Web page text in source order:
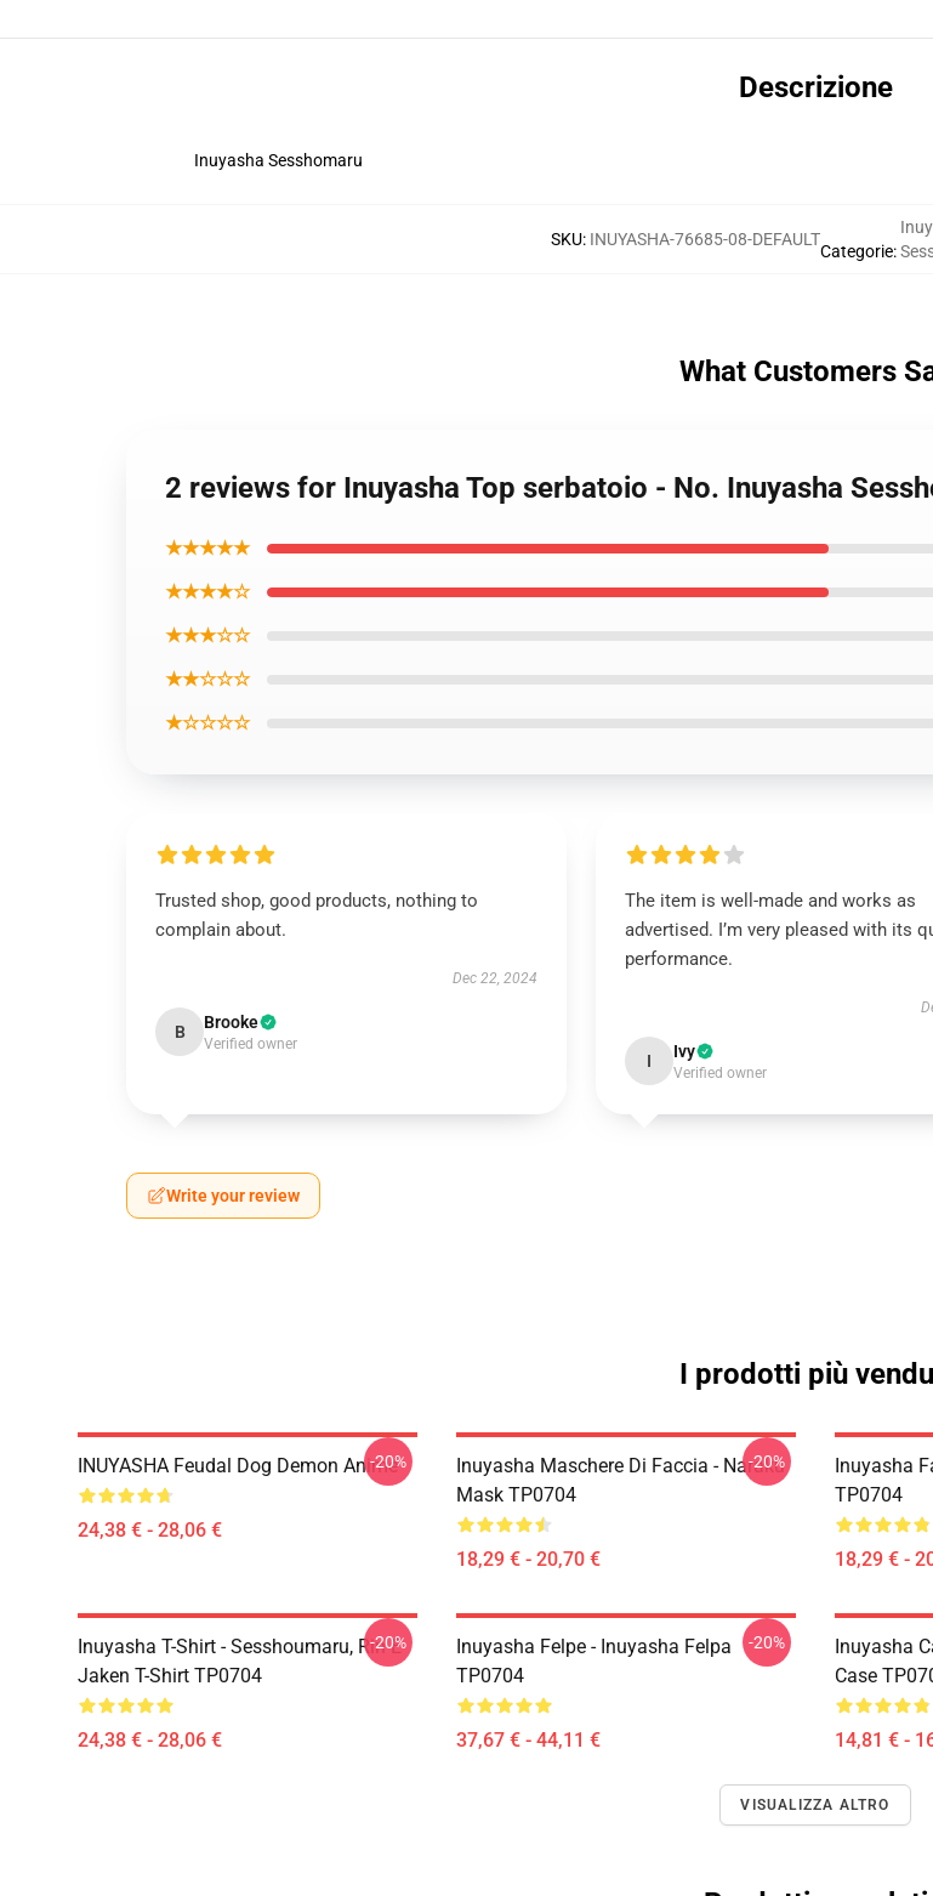
Descrizione
Inuyasha Sesshomaru
SKU: INUYASHA-76685-08-DEFAULT
Categorie:
What Customers
2 reviews for Inuyasha Top serbatoio - No. Inuyasha
★★★★★
★★★★☆
★★★☆☆
★★☆☆☆
★☆☆☆☆
Trusted shop, good products, nothing to
complain about.
Dec 22, 2024
B Brooke
Verified owner
The item is well-made and works as
advertised. I’m very pleased with its
performance.
I Ivy
Verified owner
Write your review
I prodotti più
INUYASHA Feudal Dog Demon Anime
24,38 € - 28,06 €
-20%
Inuyasha Maschere Di Faccia - Naraku
Mask TP0704
18,29 € - 20,70 €
-20%
Inuyasha
TP0704
18,29 € -
Inuyasha T-Shirt - Sesshoumaru, Rin E
Jaken T-Shirt TP0704
24,38 € - 28,06 €
-20%
Inuyasha Felpe - Inuyasha Felpa
TP0704
37,67 € - 44,11 €
-20%
Inuyasha
Case
14,81 € -
VISUALIZZA ALTRO